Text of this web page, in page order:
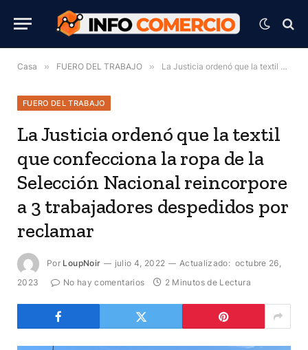
Casa » FUERO DEL TRABAJO » La Justicia ordenó que la textil que confecciona la ropa de la Selección Nacional reincorpore a 3 trabajadores despedidos por reclamar
FUERO DEL TRABAJO
La Justicia ordenó que la textil
que confecciona la ropa de la
Selección Nacional reincorpore
a 3 trabajadores despedidos por
reclamar
Por LoupNoir julio 4, 2022 Actualizado: octubre 26,
2023
No hay comentarios 2 Minutos de Lectura